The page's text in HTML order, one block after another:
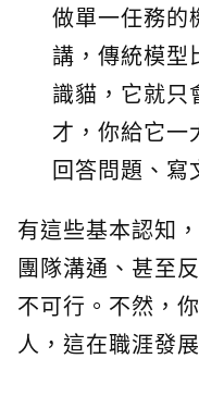
做單一任務的
講，傳統模型
識貓，它就只
才，你給它一
回答問題、寫
有這些基本認知
團隊溝通、甚至
不可行。不然，
人，這在職涯發